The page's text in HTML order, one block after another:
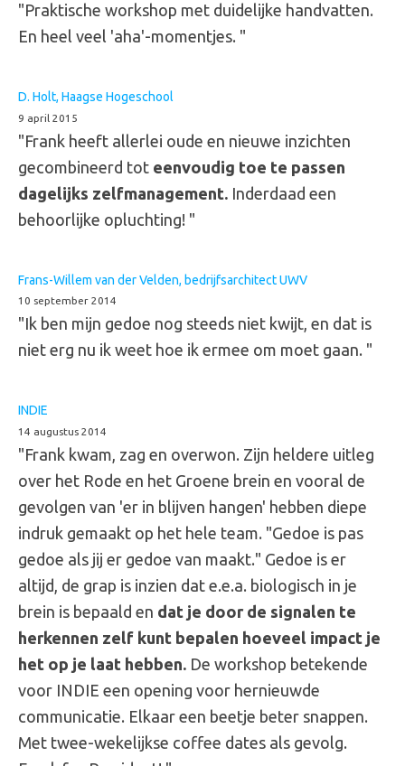
"Praktische workshop met duidelijke handvatten.
En heel veel 'aha'-momentjes. "
D. Holt, Haagse Hogeschool
9 april 2015
"Frank heeft allerlei oude en nieuwe inzichten
gecombineerd tot eenvoudig toe te passen
dagelijks zelfmanagement. Inderdaad een
behoorlijke opluchting! "
Frans-Willem van der Velden, bedrijfsarchitect UWV
10 september 2014
"Ik ben mijn gedoe nog steeds niet kwijt, en dat is
niet erg nu ik weet hoe ik ermee om moet gaan. "
INDIE
14 augustus 2014
"Frank kwam, zag en overwon. Zijn heldere uitleg
over het Rode en het Groene brein en vooral de
gevolgen van 'er in blijven hangen' hebben diepe
indruk gemaakt op het hele team. "Gedoe is pas
gedoe als jij er gedoe van maakt." Gedoe is er
altijd, de grap is inzien dat e.e.a. biologisch in je
brein is bepaald en dat je door de signalen te
herkennen zelf kunt bepalen hoeveel impact je
het op je laat hebben. De workshop betekende
voor INDIE een opening voor hernieuwde
communicatie. Elkaar een beetje beter snappen.
Met twee-wekelijkse coffee dates als gevolg.